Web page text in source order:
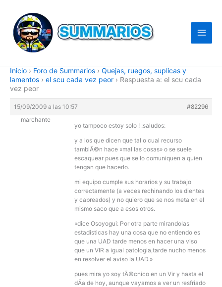
contenido
Inicio › Foro de Summarios › Quejas, ruegos, suplicas y
lamentos › el scu cada vez peor › Respuesta a: el scu cada
vez peor
15/09/2009 a las 10:57
#82296
marchante
yo tampoco estoy solo ! :saludos:
y a los que dicen que tal o cual recurso
tambiÃ©n hace «mal las cosas» o se suele
escaquear pues que se lo comuniquen a quien
tengan que hacerlo.
mi equipo cumple sus horarios y su trabajo
correctamente (a veces rechinando los dientes
y cabreados) y no quiero que se nos meta en el
mismo saco que a esos otros.
«dice Osoyogui: Por otra parte mirandolas
estadisticas hay una cosa que no entiendo es
que una UAD tarde menos en hacer una viso
que un VIR a igual patologia,tarde nucho menos
en resolver el aviso la UAD.»
pues mira yo soy tÃ©cnico en un Vir y hasta el
dÃ­a de hoy, aunque vayamos a ver un resfriado